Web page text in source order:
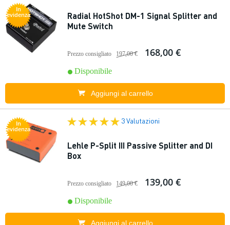
In
evidenza
Radial HotShot DM-1 Signal Splitter and
Mute Switch
Prezzo consigliato 197,00 € 168,00 €
Disponibile
Aggiungi al carrello
In
evidenza
3 Valutazioni
Lehle P-Split III Passive Splitter and DI
Box
Prezzo consigliato 149,00 € 139,00 €
Disponibile
Aggiungi al carrello